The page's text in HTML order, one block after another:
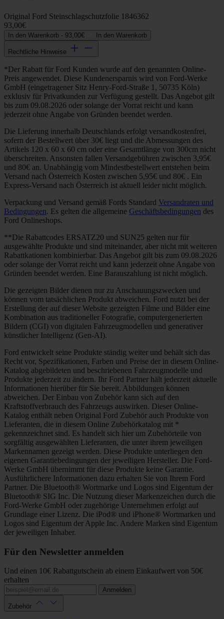
Original Ford Steinschlagschutzfolie 1846362
93,00€
In den Warenkorb - 93,00€ In den Warenkorb
Rechtliche Hinweise
*Der Rabatt für Ford Kunden wurde auf den genannten Online-
Preis angewendet. Diese Kundenersparnis wird von Ford-Werke
GmbH (eingetragener Sitz Henry-Ford-Straße 1, 50735 Köln)
exklusiv für Privatkunden zur Verfügung gestellt. Das Angebot gilt
bis zum 09.08.2026 oder solange der Vorrat reicht und kann
jederzeit ohne Angabe von Gründen beendet werden.
Die Lieferung innerhalb Deutschlands erfolgt versandkostenfrei,
sofern der Bestellwert über 30€ liegt und die Abmessungen des
Artikels 120 x 60 x 60 cm oder eine Gesamtlänge von 300cm nicht
überschreiten. Ansonsten fallen Versandgebühren zwischen 3,95€
und 80€ an. Unabhängig vom Mindestbestellwert entstehen beim
Versand nach Österreich Kosten zwischen 5,95€ und 80€ . Ein
Express-Versand nach Österreich ist aktuell leider nicht möglich.
Verpackung und Versand gemäß Fords Standard Versandraten und
Bedingungen. Es gelten die allgemeine Geschäftsbedingungen des
Ford Onlineshops.
**Die Rabattcodes ERSATZ20 und SUN25 gelten nur für
ausgewählte Produkte und sind miteinander, aber nicht mit weiteren
Rabattkationen kombinierbar. Das Angebot gilt bis zum 09.08.2026
oder solange der Vorrat reicht und kann jederzeit ohne Angabe von
Gründen beendet werden. Eine Barauszahlung ist nicht möglich.
Die gezeigten Bilder dienen nur zu Anschauungszwecken und
können vom tatsächlichen Produkt abweichen. Ford nutzt bei der
Erstellung der auf dieser Website gezeigten Filme und Bilder eine
Kombination aus traditioneller Fotografie, computergenerierten
Bildern (CGI) von digitalen Fahrzeugmodellen und generativer
künstlicher Intelligenz (Gen-AI).
Ford entwickelt seine Produkte ständig weiter und behält sich das
Recht vor, Spezifikationen, Farben und Preise der in diesem Online-
Katalog abgebildeten und beschriebenen Fahrzeugmodelle und
Produkte jederzeit zu ändern. Ihr Ford Partner hält jederzeit aktuelle
Informationen hierüber für Sie bereit. Abbildungen können
abweichen. Der Einbau von Zubehör kann sich auf den
Kraftstoffverbrauch des Fahrzeugs auswirken. Dieser Online-
Katalog enthält neben Original Ford Zubehör auch Produkte von
Lieferanten, die in diesem Online Zubehörkatalog mit *
gekennzeichnet sind. Es handelt sich hier um Zubehörteile von
sorgfältig ausgewählten Lieferanten, die unter ihrem jeweiligen
Markennamen gezeigt werden. Diese Produkte unterliegen den
eigenen Garantiebedingungen der jeweiligen Hersteller. Die Ford-
Werke GmbH übernimmt für diese Produkte keine Garantie.
Ausführlichere Informationen dazu erhalten Sie von Ihrem Ford
Partner. Die Bluetooth® Wortmarke und Logos sind Eigentum der
Bluetooth® SIG Inc. Die Nutzung dieser Markenzeichen durch die
Ford-Werke GmbH oder zugehörige Unternehmen erfolgt auf
Grundlage einer Lizenz. Die iPod® und iPhone® Wortmarken und
Logos sind Eigentum der Apple Inc. Andere Marken sind Eigentum
der jeweiligen Inhaber.
Für den Newsletter anmelden
Und einen 10€ Rabattgutschein ab einem Einkaufwert von 50€
erhalten
Anmelden
Zubehör